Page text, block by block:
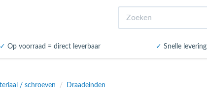
✓ Op voorraad = direct leverbaar ✓ Snelle levering
/ schroeven / Draadeinden